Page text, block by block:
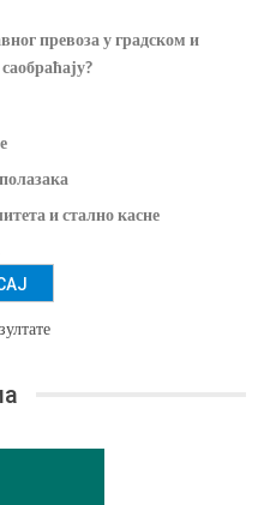
превоза у градском и
и стално касне